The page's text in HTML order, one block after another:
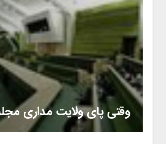
وقتی پای ولایت مداری